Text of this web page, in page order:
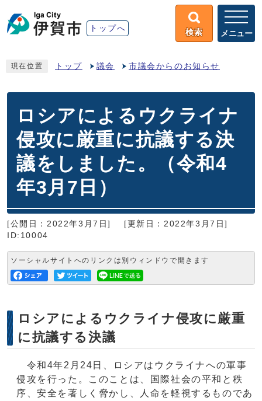
トップへ 検索 メニュー
現在位置 トップ 議会 市議会からのお知らせ
ロシアによるウクライナ
侵攻に厳重に抗議する決
議をしました。（令和4
年3月7日）
[公開日：2022年3月7日]
[更新日：2022年3月7日]
ID:10004
ソーシャルサイトへのリンクは別ウィンドウで開きます
ロシアによるウクライナ侵攻に厳重
に抗議する決議
令和4年2月24日、ロシアはウクライナへの軍事
侵攻を行った。このことは、国際社会の平和と秩
序、安全を著しく脅かし、人命を軽視するものであ